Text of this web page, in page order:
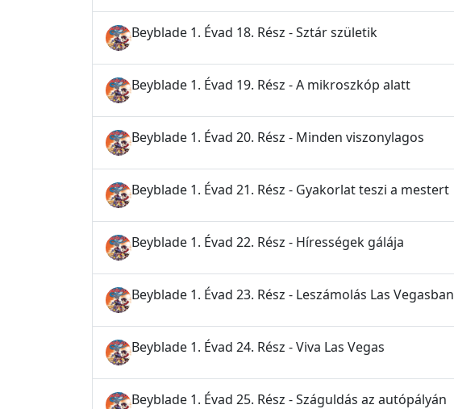
Beyblade 1. Évad 18. Rész - Sztár születik
Beyblade 1. Évad 19. Rész - A mikroszkóp alatt
Beyblade 1. Évad 20. Rész - Minden viszonylagos
Beyblade 1. Évad 21. Rész - Gyakorlat teszi a mestert
Beyblade 1. Évad 22. Rész - Hírességek gálája
Beyblade 1. Évad 23. Rész - Leszámolás Las Vegasban
Beyblade 1. Évad 24. Rész - Viva Las Vegas
Beyblade 1. Évad 25. Rész - Száguldás az autópályán